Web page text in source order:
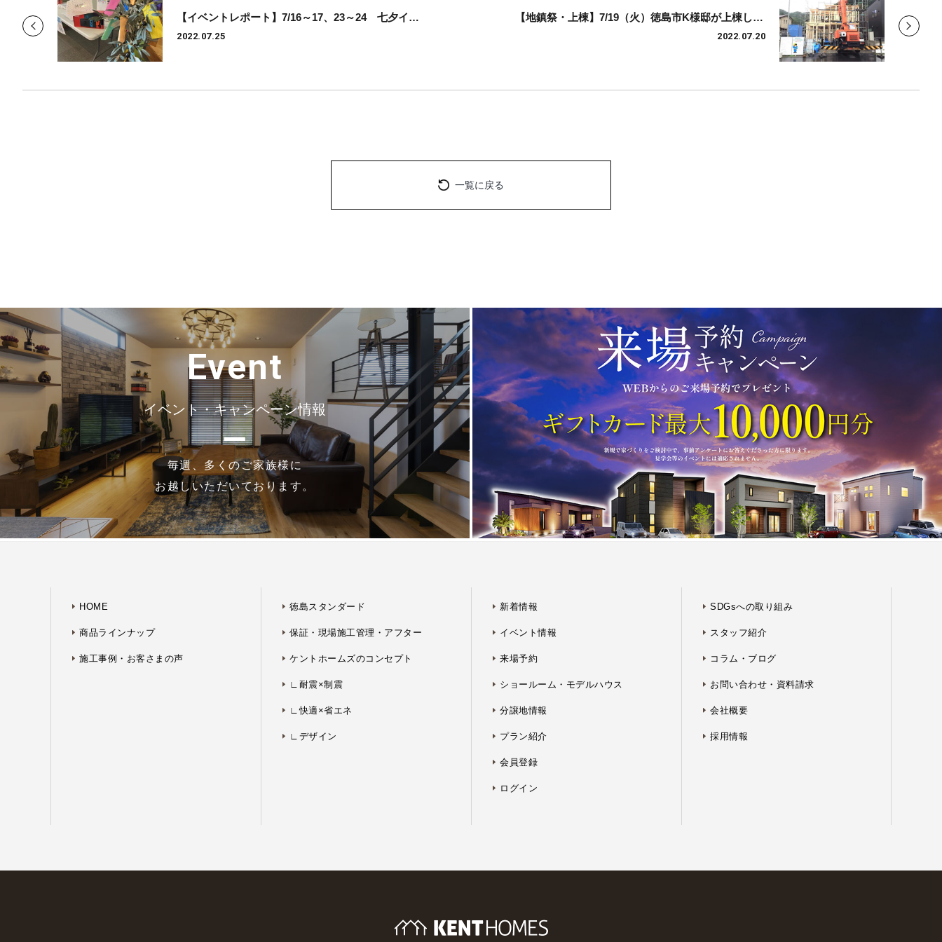
一覧に戻る
【イベントレポート】7/16～17、23～24 七夕イベント
2022.07.25
【地鎮祭・上棟】7/19（火）徳島市K様邸が上棟しました
2022.07.20
Event
イベント・キャンペーン情報
毎週、多くのご家族様に
お越しいただいております。
HOME
商品ラインナップ
施工事例・お客さまの声
徳島スタンダード
保証・現場施工管理・アフター
ケントホームズのコンセプト
∟耐震×制震
∟快適×省エネ
∟デザイン
新着情報
イベント情報
来場予約
ショールーム・モデルハウス
分譲地情報
プラン紹介
会員登録
ログイン
SDGsへの取り組み
スタッフ紹介
コラム・ブログ
お問い合わせ・資料請求
会社概要
採用情報